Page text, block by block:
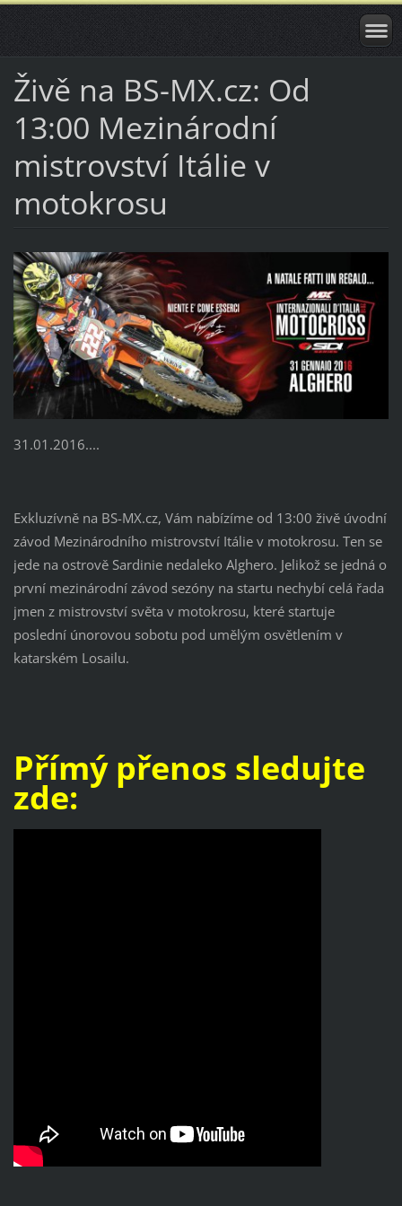
Živě na BS-MX.cz: Od
13:00 Mezinárodní
mistrovství Itálie v
motokrosu
31.01.2016....
Exkluzívně na BS-MX.cz, Vám nabízíme od 13:00 živě úvodní
závod Mezinárodního mistrovství Itálie v motokrosu. Ten se
jede na ostrově Sardinie nedaleko Alghero. Jelikož se jedná o
první mezinárodní závod sezóny na startu nechybí celá řada
jmen z mistrovství světa v motokrosu, které startuje
poslední únorovou sobotu pod umělým osvětlením v
katarském Losailu.
Přímý přenos sledujte
zde: